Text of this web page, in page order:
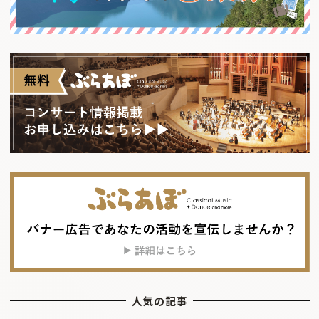
人気の記事